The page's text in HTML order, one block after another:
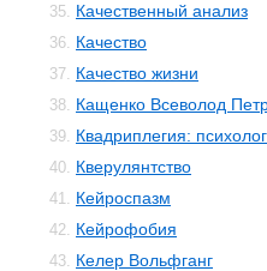
35. Качественный анализ
36. Качество
37. Качество жизни
38. Кащенко Всеволод
39. Квадриплегия:
40. Кверулянтство
41. Кейроспазм
42. Кейрофобия
43. Келер Вольфганг